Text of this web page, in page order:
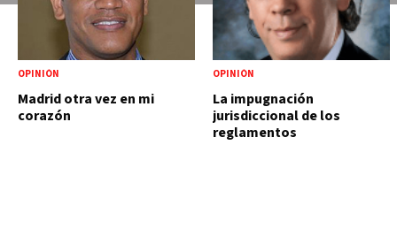
OPINIÓN
Madrid otra vez en mi
corazón
OPINIÓN
La impugnación
jurisdiccional de los
reglamentos